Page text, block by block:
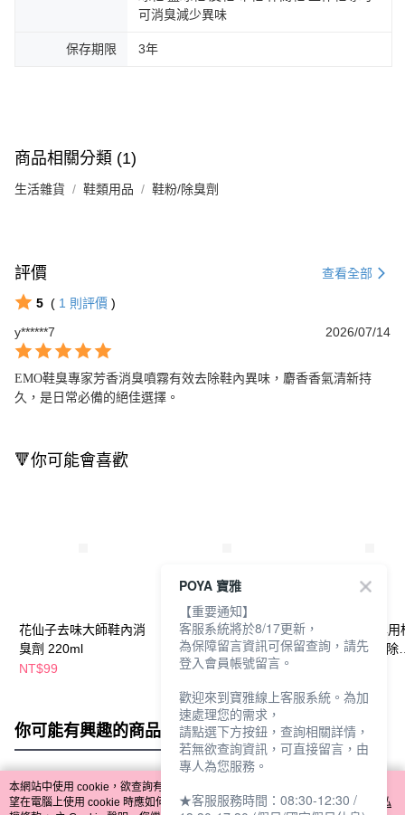
可消臭減少異味
保存期限 3年
商品相關分類 (1)
生活雜貨 鞋類用品 鞋粉/除臭劑
評價 查看全部
5 ( 1 則評價 )
y******7
2026/07/14
EMO鞋臭專家芳香消臭噴霧有效去除鞋內異味，麝香香氣清新持
久，是日常必備的絕佳選擇。
🔻你可能會喜歡
花仙子去味大師鞋內消
臭劑 220ml
NT$99
依必朗簡單任務鞋內除
臭劑220ml
NT$89
Simplity鞋靴專用
除臭噴霧(清爽除
你可能有興趣的商品 全站排行
熱門標籤
本網站中使用 cookie，欲查詢有關本網站使用 cookie 方式之詳情，及若您不希
望在電腦上使用 cookie 時應如何變更電腦的 cookie 設定，請參閱本網站「
隱私
POYA 寶雅
【重要通知】
客服系統將於8/17更新，
為保障留言資訊可保留查詢，請先
登入會員帳號留言。
歡迎來到寶雅線上客服系統。為加
速處理您的需求，
請點選下方按鈕，查詢相關詳情，
若無欲查詢資訊，可直接留言，由
專人為您服務。
★客服服務時間：08:30-12:30 /